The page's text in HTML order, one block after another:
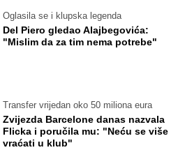
Oglasila se i klupska legenda
Del Piero gledao Alajbegovića:
"Mislim da za tim nema potrebe"
Transfer vrijedan oko 50 miliona eura
Zvijezda Barcelone danas nazvala
Flicka i poručila mu: "Neću se više
vraćati u klub"